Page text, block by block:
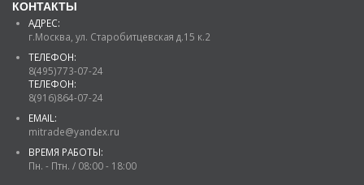
КОНТАКТЫ
АДРЕС:
г.Москва, ул. Старобитцевская д.15 к.2
ТЕЛЕФОН:
8(495)773-07-24
ТЕЛЕФОН:
8(916)864-07-24
EMAIL:
mitrade@yandex.ru
ВРЕМЯ РАБОТЫ:
Пн. - Птн. / 08:00 - 18:00